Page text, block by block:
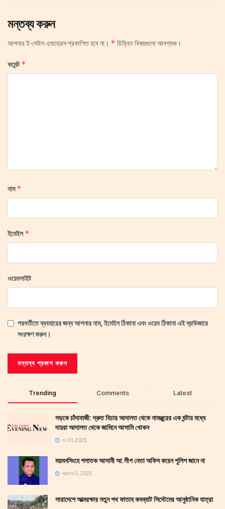
মন্তব্য করুন
আপনার ই-মেইল এ্যাড্রেস প্রকাশিত হবে না। * চিহ্নিত বিষয়গুলো আবশ্যক।
কমেন্ট*
নাম*
ইমেইল*
ওয়েবসাইট
পরবর্তীতে ব্যবহারের জন্য আপনার নাম, ইমেইল ঠিকানা এবং ওয়েব ঠিকানা এই ব্রাউজারে
সংরক্ষণ করুন।
Trending Comments Latest
সড়কে চাঁদাবাজী: দ্রুত বিচার আদালত থেকে নামঞ্জুরের এক ঘন্টার মধ্যে
দায়রা আদালত থেকে জামিনে আসামি খোকন
মে 30, 2025
ময়মনসিংহে পলাতক আসামী আ.লীগ নেতা অফিস করেন পুলিশ জানে না
অক্টোবর 5, 2025
সারাদেশে আত্মরক্ষার নতুন পথ ফাতাহ কমব্যাট সিস্টেমের আনুষ্ঠানিক যাত্রা